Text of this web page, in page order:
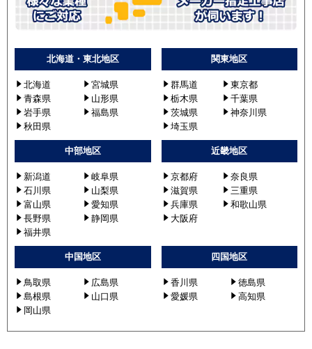
北海道・東北地区
北海道
宮城県
青森県
山形県
岩手県
福島県
秋田県
関東地区
群馬道
東京都
栃木県
千葉県
茨城県
神奈川県
埼玉県
中部地区
新潟道
岐阜県
石川県
山梨県
富山県
愛知県
長野県
静岡県
福井県
近畿地区
京都府
奈良県
滋賀県
三重県
兵庫県
和歌山県
大阪府
中国地区
鳥取県
広島県
島根県
山口県
岡山県
四国地区
香川県
徳島県
愛媛県
高知県